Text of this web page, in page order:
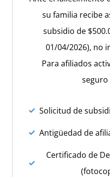
su familia recibe
subsidio de
01/04/2026), no
Para afiliados
seguro
Solicitud de
Antigüedad de
Certificado de